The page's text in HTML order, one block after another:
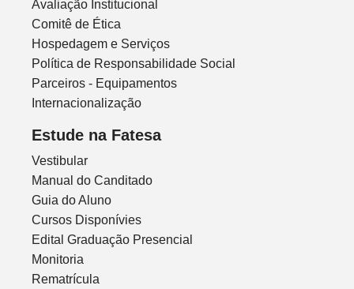
Avaliação Institucional
Comitê de Ética
Hospedagem e Serviços
Política de Responsabilidade Social
Parceiros - Equipamentos
Internacionalização
Estude na Fatesa
Vestibular
Manual do Canditado
Guia do Aluno
Cursos Disponívies
Edital Graduação Presencial
Monitoria
Rematrícula